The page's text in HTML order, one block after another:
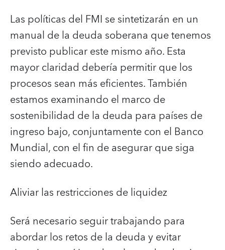
Las políticas del FMI se sintetizarán en un
manual de la deuda soberana que tenemos
previsto publicar este mismo año. Esta
mayor claridad debería permitir que los
procesos sean más eficientes. También
estamos examinando el marco de
sostenibilidad de la deuda para países de
ingreso bajo, conjuntamente con el Banco
Mundial, con el fin de asegurar que siga
siendo adecuado.
Aliviar las restricciones de liquidez
Será necesario seguir trabajando para
abordar los retos de la deuda y evitar